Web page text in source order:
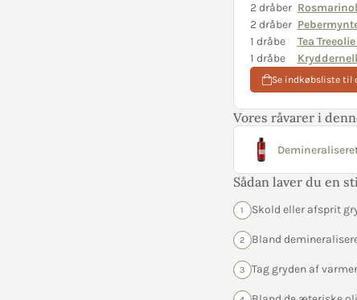
2 dråber
2 dråber
1 dråbe
Tea
1 dråbe
Se indkøbsliste til
Vores råvarer i
Sådan laver du en
1 Skold eller afsprit
2 Bland
3 Tag gryden af